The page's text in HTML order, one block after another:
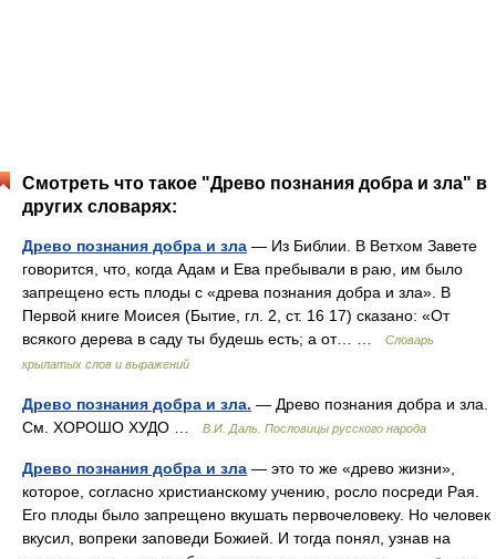
Смотреть что такое "Древо познания добра и зла" в
других словарях:
Древо познания добра и зла — Из Библии. В Ветхом Завете
говорится, что, когда Адам и Ева пребывали в раю, им было
запрещено есть плоды с «древа познания добра и зла». В
Первой книге Моисея (Бытие, гл. 2, ст. 16 17) сказано: «От
всякого дерева в саду ты будешь есть; а от… …
Словарь
крылатых слов и выражений
Древо познания добра и зла. — Древо познания добра и зла.
См. ХОРОШО ХУДО …
В.И. Даль. Пословицы русского народа
Древо познания добра и зла — это то же «древо жизни»,
которое, согласно христианскому учению, росло посреди Рая.
Его плоды было запрещено вкушать первочеловеку. Но человек
вкусил, вопреки заповеди Божией. И тогда понял, узнав на